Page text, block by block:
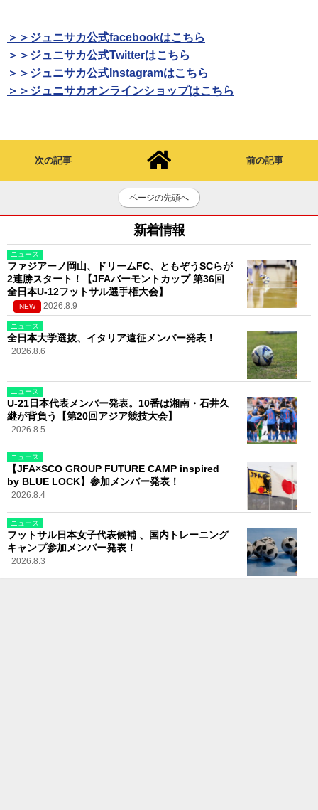
＞＞ジュニサカ公式facebookはこちら
＞＞ジュニサカ公式Twitterはこちら
＞＞ジュニサカ公式Instagramはこちら
＞＞ジュニサカオンラインショップはこちら
次の記事 前の記事
ページの先頭へ
新着情報
ニュース
ファジアーノ岡山、ドリームFC、ともぞうSCらが
2連勝スタート！【JFAバーモントカップ 第36回
全日本U-12フットサル選手権大会】
NEW 2026.8.9
ニュース
全日本大学選抜、イタリア遠征メンバー発表！
2026.8.6
ニュース
U-21日本代表メンバー発表。10番は湘南・石井久
継が背負う【第20回アジア競技大会】
2026.8.5
ニュース
【JFA×SCO GROUP FUTURE CAMP inspired
by BLUE LOCK】参加メンバー発表！
2026.8.4
ニュース
フットサル日本女子代表候補 、国内トレーニング
キャンプ参加メンバー発表！
2026.8.3